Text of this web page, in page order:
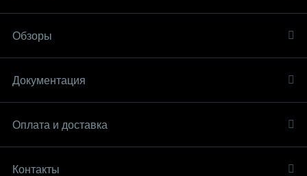
Обзоры
Документация
Оплата и доставка
Контакты